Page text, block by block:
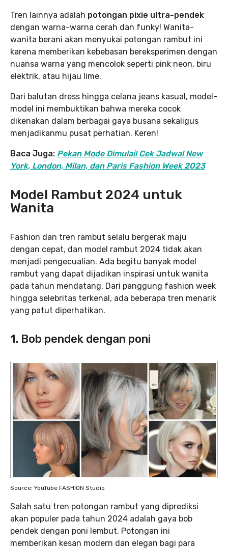
Tren lainnya adalah potongan pixie ultra-pendek
dengan warna-warna cerah dan funky! Wanita-
wanita berani akan menyukai potongan rambut ini
karena memberikan kebebasan bereksperimen dengan
nuansa warna yang mencolok seperti pink neon, biru
elektrik, atau hijau lime.
Dari balutan dress hingga celana jeans kasual, model-
model ini membuktikan bahwa mereka cocok
dikenakan dalam berbagai gaya busana sekaligus
menjadikanmu pusat perhatian. Keren!
Baca Juga: Pekan Mode Dimulai! Cek Jadwal New
York, London, Milan, dan Paris Fashion Week 2023
Model Rambut 2024 untuk
Wanita
Fashion dan tren rambut selalu bergerak maju
dengan cepat, dan model rambut 2024 tidak akan
menjadi pengecualian. Ada begitu banyak model
rambut yang dapat dijadikan inspirasi untuk wanita
pada tahun mendatang. Dari panggung fashion week
hingga selebritas terkenal, ada beberapa tren menarik
yang patut diperhatikan.
1. Bob pendek dengan poni
Source: YouTube FASHION Studio
Salah satu tren potongan rambut yang diprediksi
akan populer pada tahun 2024 adalah gaya bob
pendek dengan poni lembut. Potongan ini
memberikan kesan modern dan elegan bagi para